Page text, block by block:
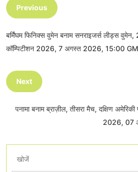
Previous
बर्मिंघम फिनिक्स वुमेन बनाम सनराइजर्स लीड्स
कॉम्पिटीशन 2026, 7 अगस्त 2026, 15:00
Next
पनामा बनाम ब्राज़ील, तीसरा मैच, दक्षिण
2026, 07
खोजें